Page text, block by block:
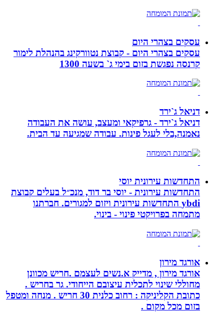
עסקים בצהרי היום
עסקים בצהרי היום - קבוצת נטוורקינג בהנהלת לימור
קרנסה נפגשת בזום בימי ג` בשעה 1300
דניאל ג`ירד
דניאל ג`ירד - גרפיקאי ומעצב, עושה את העבודה
נאמנה,בלי לעגל פינות. עבודה שמגיעה עד הבית.
התחדשות עירונית יוסי
התחדשות עירונית - יוסי בר דוד, מנכ״ל בעלים קבוצת
ybdi התחדשות עירונית ויזום למגורים. חברתנו
מתמחה בפרויקטי פינוי - בינוי.
אורגד מירון
אורגד מירון , מדייק א.נשים לעצמם .חריש מכוונן
מחוללי שינוי לתכלית עיצובם הייחודי. גר בחריש .
כתובת הקליניקה : רחוב כלנית 30 חריש . מנחה ומטפל
בזום מכל מקום .